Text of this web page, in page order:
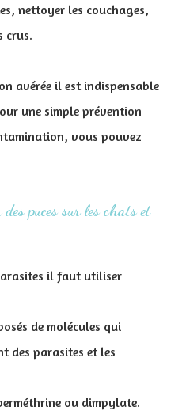
nettoyer les couchages,
crus.
avérée il est indispensable
une simple prévention
vous pouvez
puces sur les chats et
il faut utiliser
de molécules qui
des parasites et les
ou dimpylate.